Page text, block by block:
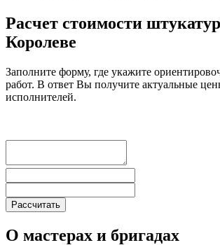
Расчет стоимости
Королеве
Заполните форму, где укажите
работ. В ответ Вы получите актуальные
исполнителей.
О мастерах и бригадах